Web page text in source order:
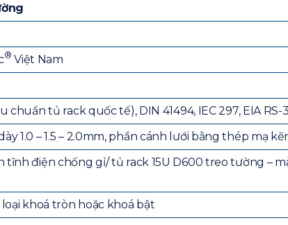
® Việt Nam
tủ rack quốc tế), DIN 41494, IEC 297, EIA RS-
1.0 – 1.5 – 2.0mm, phần cánh lưới bằng thép mạ
điện chống gỉ/ tủ rack 15U D600 treo tường –
khoá tròn hoặc khoá bật